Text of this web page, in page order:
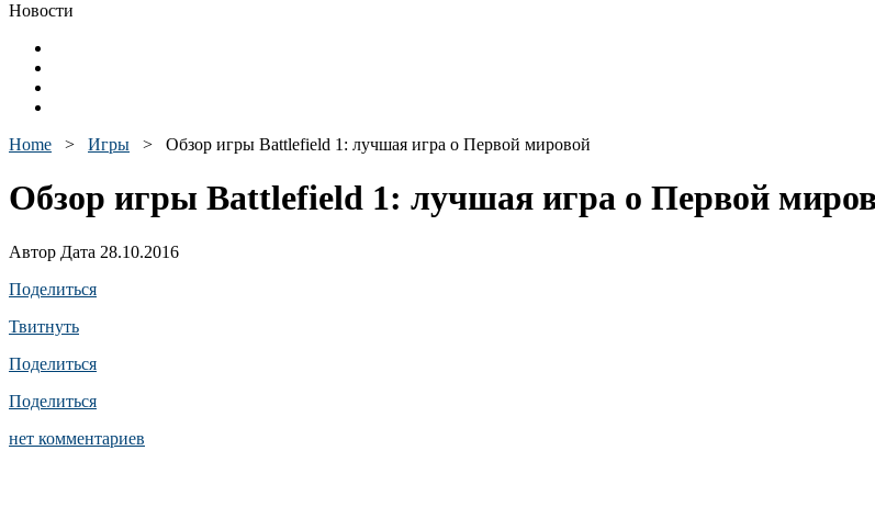
Новости
Home > Игры > Обзор игры Battlefield 1: лучшая игра о Первой мировой
Обзор игры Battlefield 1: лучшая игра о Первой
Автор Дата 28.10.2016
Поделиться
Твитнуть
Поделиться
Поделиться
нет комментариев